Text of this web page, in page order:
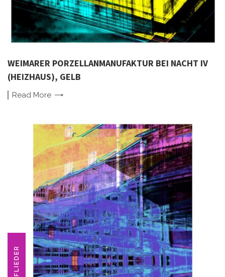
WEIMARER PORZELLANMANUFAKTUR BEI NACHT IV
(HEIZHAUS), GELB
Read More
FLIEDER